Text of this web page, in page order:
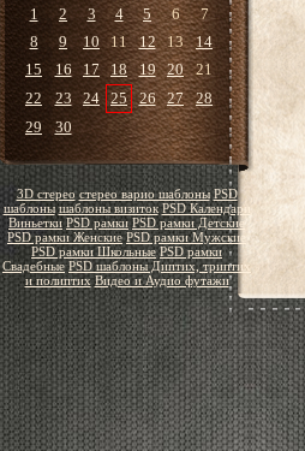
1
2 3 4 5 6
7
8
9 10 11 12 13
14
15
16 17 18 19 20
21
22
23 24 25 26 27
28
29
30
3D стерео стерео варио шаблоны PSD
шаблоны шаблоны визиток PSD Календари
Виньетки PSD рамки PSD рамки Детские
PSD рамки Женские PSD рамки Мужские
PSD рамки Школьные PSD рамки
Свадебные PSD шаблоны Диптих, триптих
и полиптих Видео и Аудио футажи